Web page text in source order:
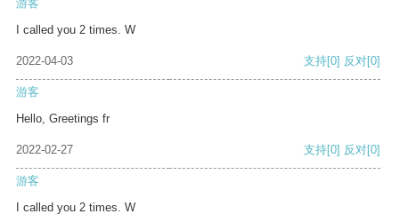
游客
I called you 2 times. W
2022-04-03 支持[0] 反对[0]
游客
Hello, Greetings fr
2022-02-27 支持[0] 反对[0]
游客
I called you 2 times. W